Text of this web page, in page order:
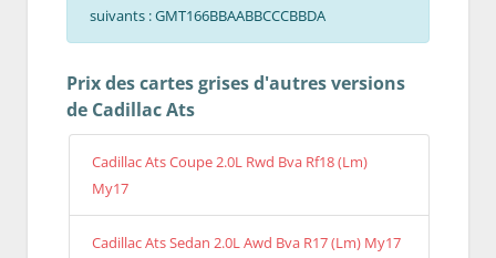
suivants : GMT166BBAABBCCCBBDA
Prix des cartes grises d'autres versions
de Cadillac Ats
Cadillac Ats Coupe 2.0L Rwd Bva Rf18 (Lm)
My17
Cadillac Ats Sedan 2.0L Awd Bva R17 (Lm) My17